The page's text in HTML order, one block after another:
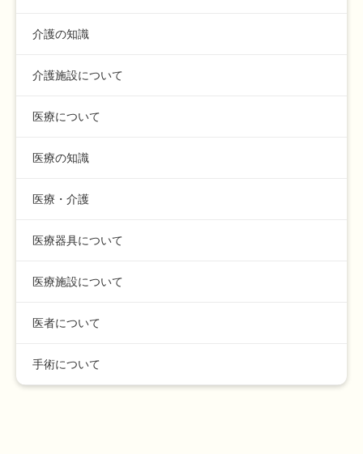
介護の知識
介護施設について
医療について
医療の知識
医療・介護
医療器具について
医療施設について
医者について
手術について